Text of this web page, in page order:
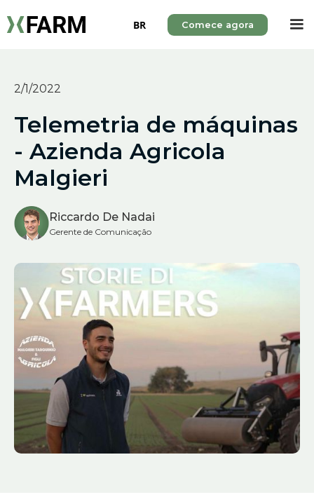
BR Comece agora
2/1/2022
Telemetria de máquinas
- Azienda Agricola
Malgieri
Riccardo De Nadai
Gerente de Comunicação